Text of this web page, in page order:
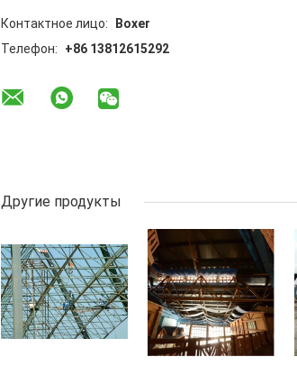
Контактное лицо:
Boxer
Телефон:
+86 13812615292
Другие продукты